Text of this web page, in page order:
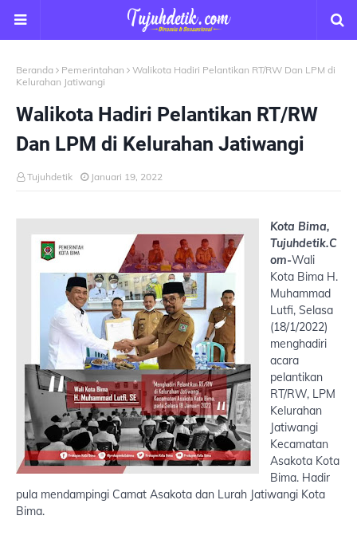
Beranda Pemerintahan
Walikota Hadiri Pelantikan RT/RW Dan LPM di
Kelurahan Jatiwangi
Walikota Hadiri Pelantikan RT/RW
Dan LPM di Kelurahan Jatiwangi
Tujuhdetik Januari 19, 2022
Kota Bima,
Tujuhdetik.C
om-Wali
Kota Bima H.
Muhammad
Lutfi, Selasa
(18/1/2022)
menghadiri
acara
pelantikan
RT/RW, LPM
Kelurahan
Jatiwangi
Kecamatan
Asakota Kota
Bima. Hadir
pula mendampingi Camat Asakota dan Lurah Jatiwangi Kota
Bima.